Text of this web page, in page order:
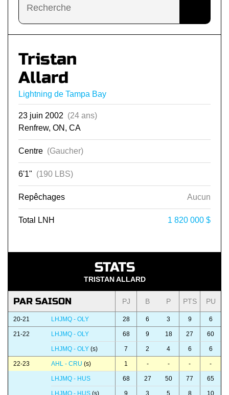
Tristan
Allard
Lightning de Tampa Bay
23 juin 2002 (24 ans)
Renfrew, ON, CA
Centre (Gaucher)
6'1" (190 LBS)
Repêchages Aucun
Total LNH 1 820 000 $
STATS
TRISTAN ALLARD
PAR SAISON PJ B P PTS PU
20-21 LHJMQ - OLY 28 6 3 9 6
21-22 LHJMQ - OLY 68 9 18 27 60
LHJMQ - OLY (s) 7 2 4 6 6
22-23 AHL - CRU (s) 1 - - - -
LHJMQ - HUS 68 27 50 77 65
LHJMQ - HUS (s) 9 3 5 8 10